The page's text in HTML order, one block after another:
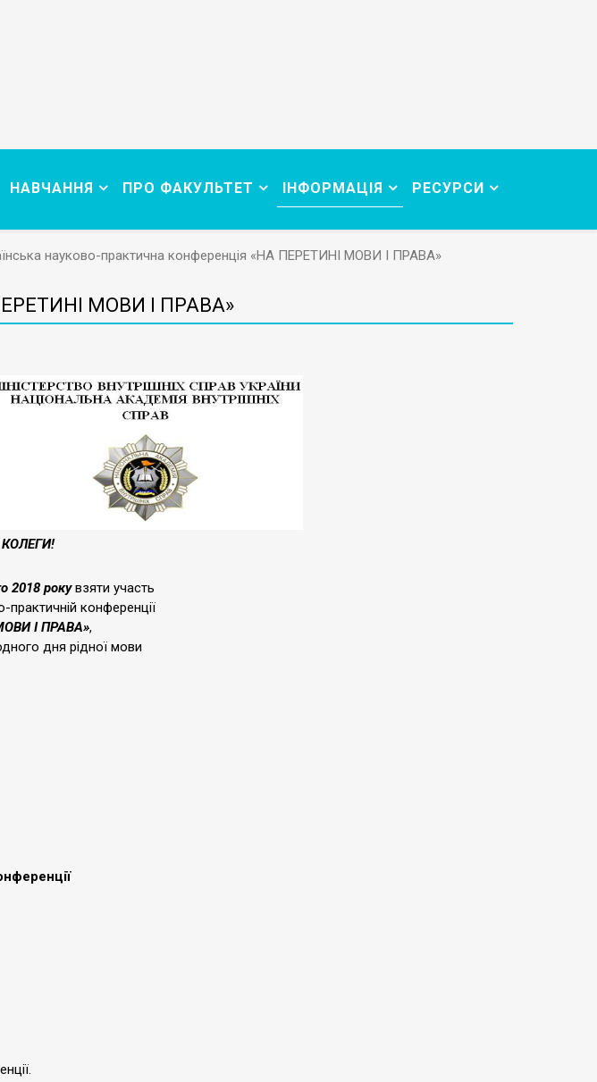
НАВЧАННЯ ПРО ФАКУЛЬТЕТ ІНФОРМАЦІЯ РЕСУРСИ
науково-практична конференція «НА ПЕРЕТИНІ МОВИ І ПРАВА»
ПЕРЕТИНІ МОВИ І ПРАВА»
2018 рокувзяти участь
практичній конференції
І ПРАВА»,
дня рідної мови